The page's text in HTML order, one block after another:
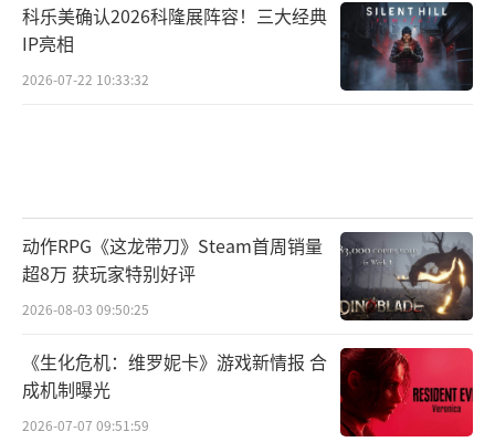
科乐美确认2026科隆展阵容！三大经典
IP亮相
2026-07-22 10:33:32
动作RPG《这龙带刀》Steam首周销量
超8万 获玩家特别好评
2026-08-03 09:50:25
《生化危机：维罗妮卡》游戏新情报 合
成机制曝光
2026-07-07 09:51:59